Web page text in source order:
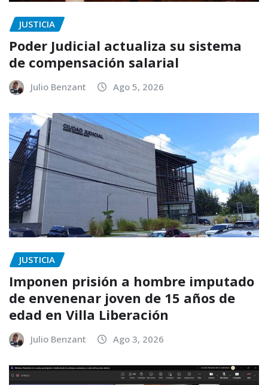
JUSTICIA
Poder Judicial actualiza su sistema
de compensación salarial
Julio Benzant Ago 5, 2026
JUSTICIA
Imponen prisión a hombre imputado
de envenenar joven de 15 años de
edad en Villa Liberación
Julio Benzant Ago 3, 2026